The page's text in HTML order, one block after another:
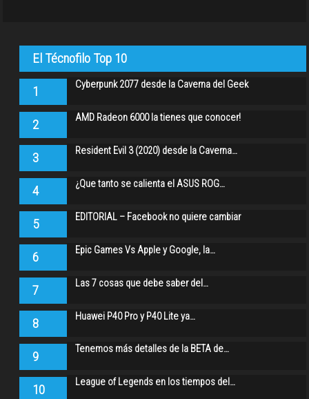
El Técnofilo Top 10
1 Cyberpunk 2077 desde la Caverna del Geek
2 AMD Radeon 6000 la tienes que conocer!
3 Resident Evil 3 (2020) desde la Caverna…
4 ¿Que tanto se calienta el ASUS ROG…
5 EDITORIAL – Facebook no quiere cambiar
6 Epic Games Vs Apple y Google, la…
7 Las 7 cosas que debe saber del…
8 Huawei P40 Pro y P40 Lite ya…
9 Tenemos más detalles de la BETA de…
10 League of Legends en los tiempos del…